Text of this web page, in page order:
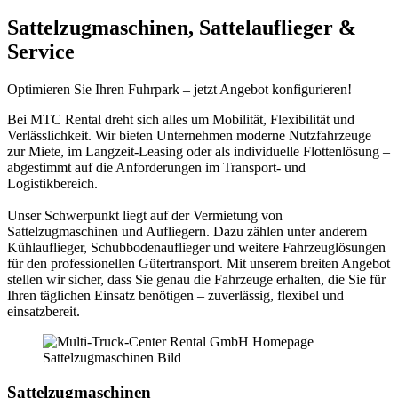
Sattelzugmaschinen, Sattelauflieger &
Service
Optimieren Sie Ihren Fuhrpark – jetzt Angebot konfigurieren!
Bei MTC Rental dreht sich alles um Mobilität, Flexibilität und
Verlässlichkeit. Wir bieten Unternehmen moderne Nutzfahrzeuge
zur Miete, im Langzeit-Leasing oder als individuelle Flottenlösung –
abgestimmt auf die Anforderungen im Transport- und
Logistikbereich.
Unser Schwerpunkt liegt auf der Vermietung von
Sattelzugmaschinen und Aufliegern. Dazu zählen unter anderem
Kühlauflieger, Schubbodenauflieger und weitere Fahrzeuglösungen
für den professionellen Gütertransport. Mit unserem breiten Angebot
stellen wir sicher, dass Sie genau die Fahrzeuge erhalten, die Sie für
Ihren täglichen Einsatz benötigen – zuverlässig, flexibel und
einsatzbereit.
Sattelzugmaschinen